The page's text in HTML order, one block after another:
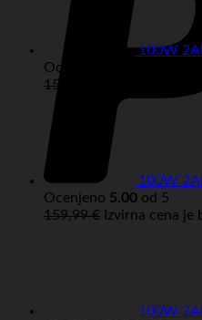
100W
Ocenjeno
159,99
Izvirna cena je
100W
Ocenjeno 5.00 od 5
159,99€ Izvirna cena je
100W